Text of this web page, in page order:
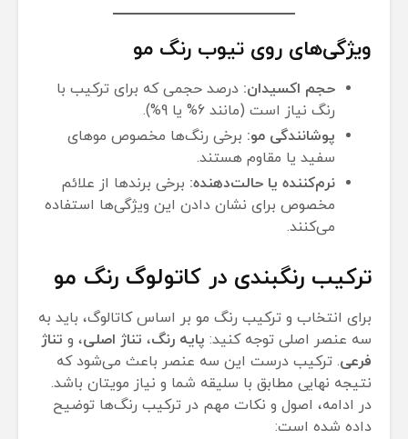
ویژگی‌های روی تیوب رنگ مو
حجم اکسیدان: درصد حجمی که برای ترکیب با
رنگ نیاز است (مانند 6% یا 9%).
پوشانندگی مو: برخی رنگ‌ها مخصوص موهای
سفید یا مقاوم هستند.
نرم‌کننده یا حالت‌دهنده: برخی برندها از علائم
مخصوص برای نشان دادن این ویژگی‌ها استفاده
می‌کنند.
ترکیب رنگبندی در کاتولوگ رنگ مو
برای انتخاب و ترکیب رنگ مو بر اساس کاتالوگ، باید به
سه عنصر اصلی توجه کنید: پایه رنگ، تناژ اصلی، و تناژ
فرعی. ترکیب درست این سه عنصر باعث می‌شود که
نتیجه نهایی مطابق با سلیقه شما و نیاز مویتان باشد.
در ادامه، اصول و نکات مهم در ترکیب رنگ‌ها توضیح
داده شده است: